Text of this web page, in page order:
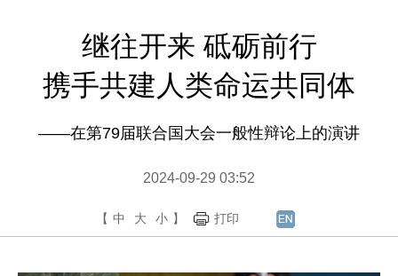
继往开来 砥砺前行
携手共建人类命运共同体
——在第79届联合国大会一般性辩论上的演讲
2024-09-29 03:52
【 中 大 小 】 打印